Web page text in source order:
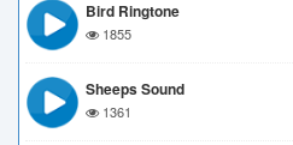
Bird Ringtone
1855
Sheeps Sound
1361